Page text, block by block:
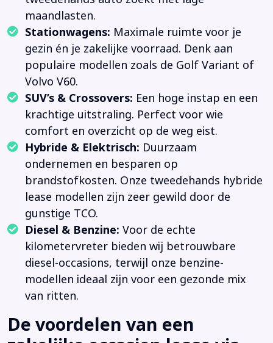
maandlasten.
Stationwagens: Maximale ruimte voor je
gezin én je zakelijke voorraad. Denk aan
populaire modellen zoals de Golf Variant of
Volvo V60.
SUV’s & Crossovers: Een hoge instap en een
krachtige uitstraling. Perfect voor wie
comfort en overzicht op de weg eist.
Hybride & Elektrisch: Duurzaam
ondernemen en besparen op
brandstofkosten. Onze tweedehands hybride
lease modellen zijn zeer gewild door de
gunstige TCO.
Diesel & Benzine: Voor de echte
kilometervreter bieden wij betrouwbare
diesel-occasions, terwijl onze benzine-
modellen ideaal zijn voor een gezonde mix
van ritten.
De voordelen van een